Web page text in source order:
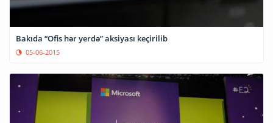
Bakıda “Ofis hər yerdə” aksiyası keçirilib
05-06-2015